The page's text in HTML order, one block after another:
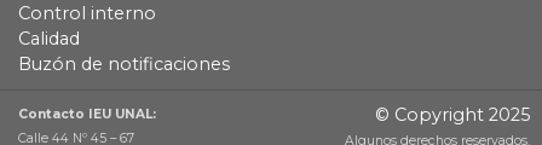
Control interno
Calidad
Buzón de notificaciones
Contacto IEU UNAL:
Calle 44 Nº 45 – 67
© Copyright 2025
Algunos derechos reservados.